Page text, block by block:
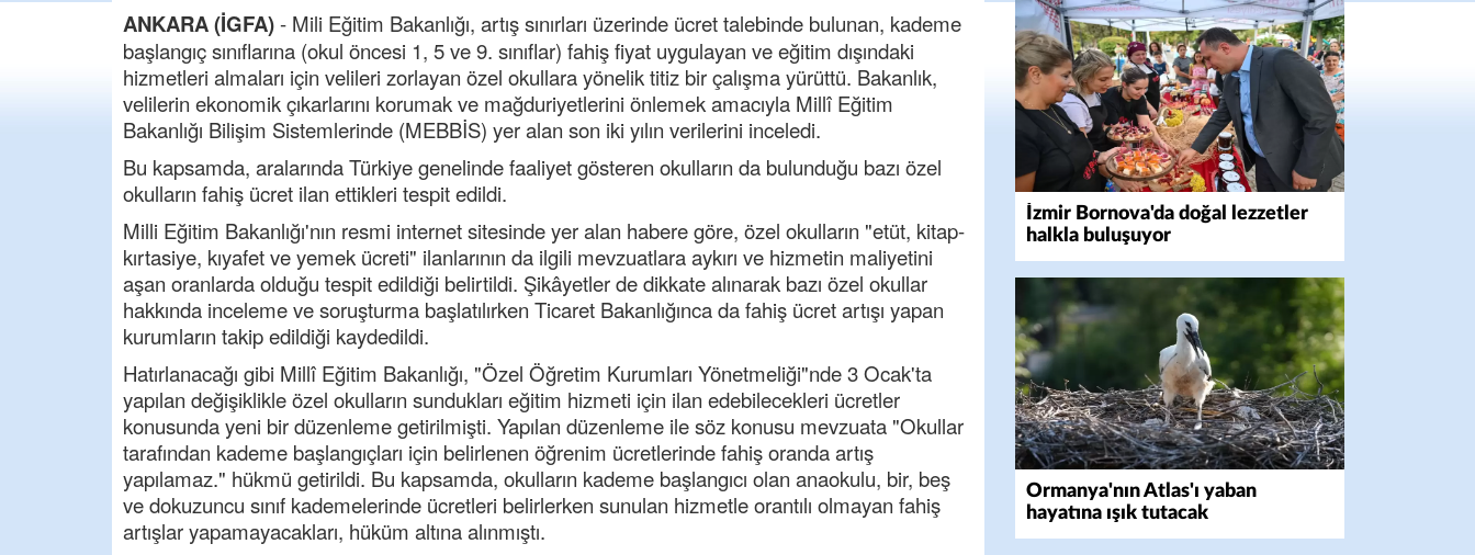
ANKARA (İGFA)- Mili Eğitim Bakanlığı, artış sınırları üzerinde ücret talebinde bulunan, kademe
başlangıç sınıflarına (okul öncesi 1, 5 ve 9. sınıflar) fahiş fiyat uygulayan ve eğitim dışındaki
hizmetleri almaları için velileri zorlayan özel okullara yönelik titiz bir çalışma yürüttü. Bakanlık,
velilerin ekonomik çıkarlarını korumak ve mağduriyetlerini önlemek amacıyla Millî Eğitim
Bakanlığı Bilişim Sistemlerinde (MEBBİS) yer alan son iki yılın verilerini inceledi.
Bu kapsamda, aralarında Türkiye genelinde faaliyet gösteren okulların da bulunduğu bazı özel
okulların fahiş ücret ilan ettikleri tespit edildi.
Milli Eğitim Bakanlığı'nın resmi internet sitesinde yer alan habere göre, özel okulların "etüt, kitap-
kırtasiye, kıyafet ve yemek ücreti" ilanlarının da ilgili mevzuatlara aykırı ve hizmetin maliyetini
aşan oranlarda olduğu tespit edildiği belirtildi. Şikâyetler de dikkate alınarak bazı özel okullar
hakkında inceleme ve soruşturma başlatılırken Ticaret Bakanlığınca da fahiş ücret artışı yapan
kurumların takip edildiği kaydedildi.
Hatırlanacağı gibi Millî Eğitim Bakanlığı, "Özel Öğretim Kurumları Yönetmeliği"nde 3 Ocak'ta
yapılan değişiklikle özel okulların sundukları eğitim hizmeti için ilan edebilecekleri ücretler
konusunda yeni bir düzenleme getirilmişti. Yapılan düzenleme ile söz konusu mevzuata "Okullar
tarafından kademe başlangıçları için belirlenen öğrenim ücretlerinde fahiş oranda artış
yapılamaz." hükmü getirildi. Bu kapsamda, okulların kademe başlangıcı olan anaokulu, bir, beş
ve dokuzuncu sınıf kademelerinde ücretleri belirlerken sunulan hizmetle orantılı olmayan fahiş
artışlar yapamayacakları, hüküm altına alınmıştı.
İzmir Bornova'da doğal lezzetler
halkla buluşuyor
Ormanya'nın Atlas'ı yaban
hayatına ışık tutacak